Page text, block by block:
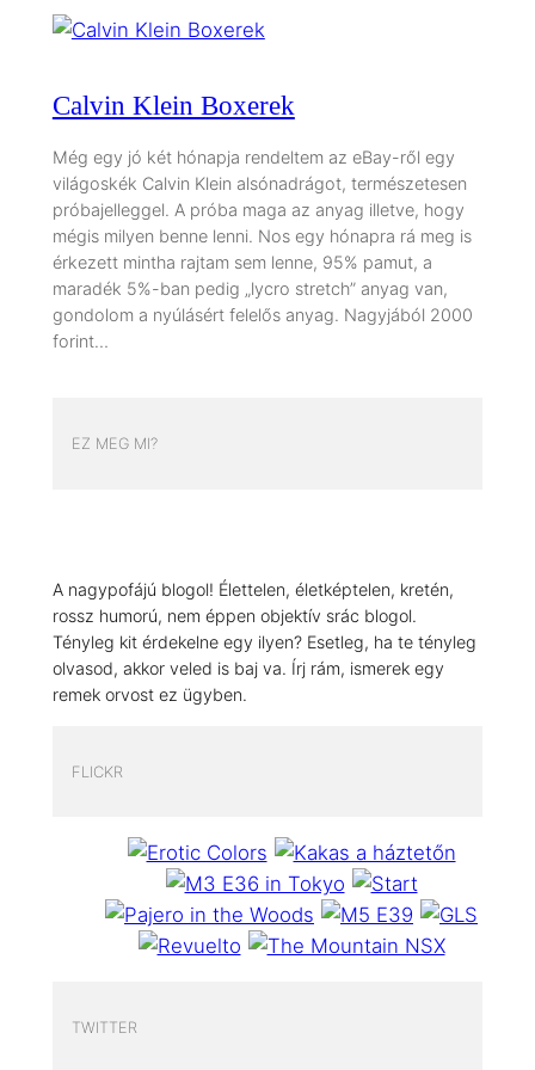
Calvin Klein Boxerek
Még egy jó két hónapja rendeltem az eBay-ről egy
világoskék Calvin Klein alsónadrágot, természetesen
próbajelleggel. A próba maga az anyag illetve, hogy
mégis milyen benne lenni. Nos egy hónapra rá meg is
érkezett mintha rajtam sem lenne, 95% pamut, a
maradék 5%-ban pedig „lycro stretch” anyag van,
gondolom a nyúlásért felelős anyag. Nagyjából 2000
forint…
EZ MEG MI?
A nagypofájú blogol! Élettelen, életképtelen, kretén,
rossz humorú, nem éppen objektív srác blogol.
Tényleg kit érdekelne egy ilyen? Esetleg, ha te tényleg
olvasod, akkor veled is baj va. Írj rám, ismerek egy
remek orvost ez ügyben.
FLICKR
TWITTER